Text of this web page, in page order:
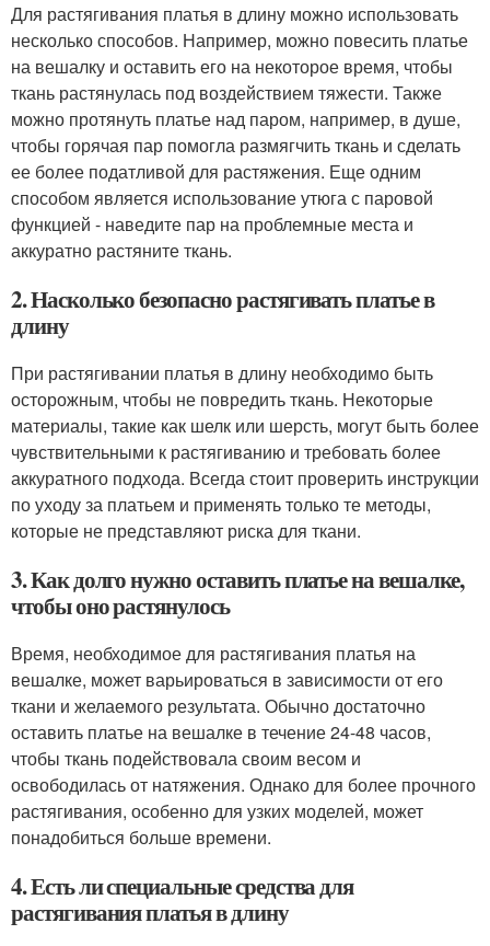
Для растягивания платья в длину можно использовать
несколько способов. Например, можно повесить платье
на вешалку и оставить его на некоторое время, чтобы
ткань растянулась под воздействием тяжести. Также
можно протянуть платье над паром, например, в душе,
чтобы горячая пар помогла размягчить ткань и сделать
ее более податливой для растяжения. Еще одним
способом является использование утюга с паровой
функцией - наведите пар на проблемные места и
аккуратно растяните ткань.
2. Насколько безопасно растягивать платье в
длину
При растягивании платья в длину необходимо быть
осторожным, чтобы не повредить ткань. Некоторые
материалы, такие как шелк или шерсть, могут быть более
чувствительными к растягиванию и требовать более
аккуратного подхода. Всегда стоит проверить инструкции
по уходу за платьем и применять только те методы,
которые не представляют риска для ткани.
3. Как долго нужно оставить платье на вешалке,
чтобы оно растянулось
Время, необходимое для растягивания платья на
вешалке, может варьироваться в зависимости от его
ткани и желаемого результата. Обычно достаточно
оставить платье на вешалке в течение 24-48 часов,
чтобы ткань подействовала своим весом и
освободилась от натяжения. Однако для более прочного
растягивания, особенно для узких моделей, может
понадобиться больше времени.
4. Есть ли специальные средства для
растягивания платья в длину